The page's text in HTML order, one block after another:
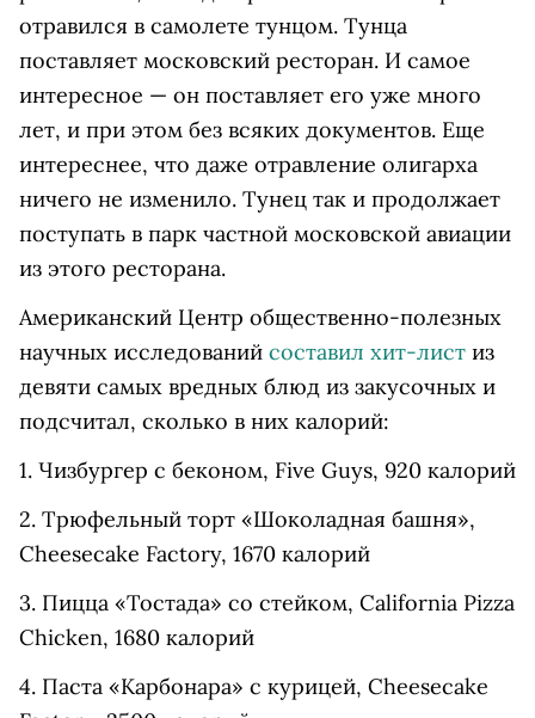
отравился в самолете тунцом. Тунца
поставляет московский ресторан. И самое
интересное — он поставляет его уже много
лет, и при этом без всяких документов. Еще
интереснее, что даже отравление олигарха
ничего не изменило. Тунец так и продолжает
поступать в парк частной московской авиации
из этого ресторана.
Американский Центр общественно-полезных
научных исследований составил хит-лист из
девяти самых вредных блюд из закусочных и
подсчитал, сколько в них калорий:
1. Чизбургер с беконом, Five Guys, 920 калорий
2. Трюфельный торт «Шоколадная башня»,
Cheesecake Factory, 1670 калорий
3. Пицца «Тостада» со стейком, California Pizza
Chicken, 1680 калорий
4. Паста «Карбонара» с курицей, Cheesecake